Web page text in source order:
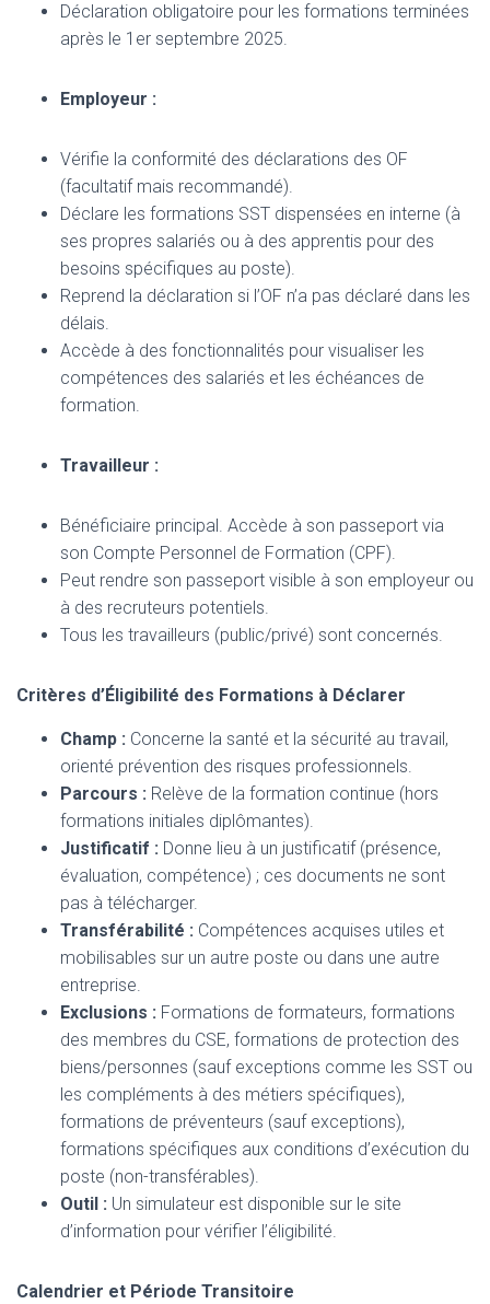
Déclaration obligatoire pour les formations terminées
après le 1er septembre 2025.
Employeur :
Vérifie la conformité des déclarations des OF
(facultatif mais recommandé).
Déclare les formations SST dispensées en interne (à
ses propres salariés ou à des apprentis pour des
besoins spécifiques au poste).
Reprend la déclaration si l’OF n’a pas déclaré dans les
délais.
Accède à des fonctionnalités pour visualiser les
compétences des salariés et les échéances de
formation.
Travailleur :
Bénéficiaire principal. Accède à son passeport via
son Compte Personnel de Formation (CPF).
Peut rendre son passeport visible à son employeur ou
à des recruteurs potentiels.
Tous les travailleurs (public/privé) sont concernés.
Critères d’Éligibilité des Formations à Déclarer
Champ : Concerne la santé et la sécurité au travail,
orienté prévention des risques professionnels.
Parcours : Relève de la formation continue (hors
formations initiales diplômantes).
Justificatif : Donne lieu à un justificatif (présence,
évaluation, compétence) ; ces documents ne sont
pas à télécharger.
Transférabilité : Compétences acquises utiles et
mobilisables sur un autre poste ou dans une autre
entreprise.
Exclusions : Formations de formateurs, formations
des membres du CSE, formations de protection des
biens/personnes (sauf exceptions comme les SST ou
les compléments à des métiers spécifiques),
formations de préventeurs (sauf exceptions),
formations spécifiques aux conditions d’exécution du
poste (non-transférables).
Outil : Un simulateur est disponible sur le site
d’information pour vérifier l’éligibilité.
Calendrier et Période Transitoire